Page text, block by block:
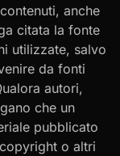
anche
citata la fonte
utilizzate, salvo
da fonti
autori,
che un
pubblicato
o altri